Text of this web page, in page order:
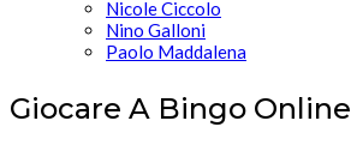
Nicole Ciccolo
Nino Galloni
Paolo Maddalena
Giocare A Bingo Online